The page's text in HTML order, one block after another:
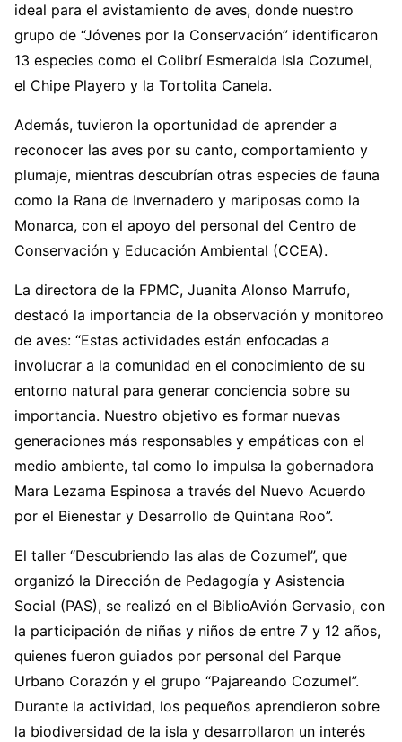
ideal para el avistamiento de aves, donde nuestro
grupo de “Jóvenes por la Conservación” identificaron
13 especies como el Colibrí Esmeralda Isla Cozumel,
el Chipe Playero y la Tortolita Canela.
Además, tuvieron la oportunidad de aprender a
reconocer las aves por su canto, comportamiento y
plumaje, mientras descubrían otras especies de fauna
como la Rana de Invernadero y mariposas como la
Monarca, con el apoyo del personal del Centro de
Conservación y Educación Ambiental (CCEA).
La directora de la FPMC, Juanita Alonso Marrufo,
destacó la importancia de la observación y monitoreo
de aves: “Estas actividades están enfocadas a
involucrar a la comunidad en el conocimiento de su
entorno natural para generar conciencia sobre su
importancia. Nuestro objetivo es formar nuevas
generaciones más responsables y empáticas con el
medio ambiente, tal como lo impulsa la gobernadora
Mara Lezama Espinosa a través del Nuevo Acuerdo
por el Bienestar y Desarrollo de Quintana Roo”.
El taller “Descubriendo las alas de Cozumel”, que
organizó la Dirección de Pedagogía y Asistencia
Social (PAS), se realizó en el BiblioAvión Gervasio, con
la participación de niñas y niños de entre 7 y 12 años,
quienes fueron guiados por personal del Parque
Urbano Corazón y el grupo “Pajareando Cozumel”.
Durante la actividad, los pequeños aprendieron sobre
la biodiversidad de la isla y desarrollaron un interés